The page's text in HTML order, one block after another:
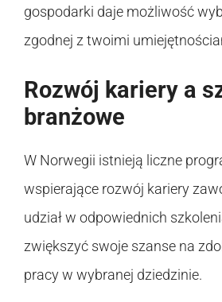
gospodarki daje możliwość
zgodnej z twoimi
Rozwój kariery a
branżowe
W Norwegii istnieją liczne
wspierające rozwój kariery
udział w odpowiednich
zwiększyć swoje szanse na
pracy w wybranej dziedzinie.